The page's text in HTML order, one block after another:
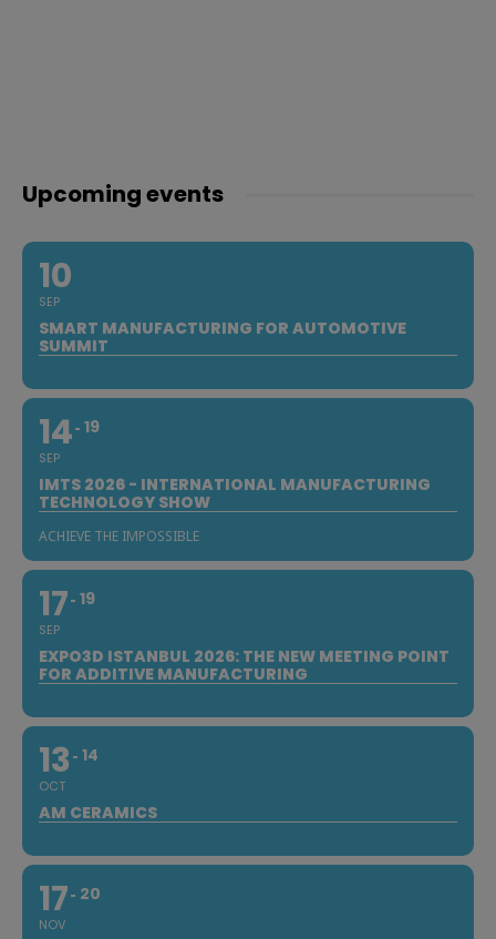
Upcoming events
10
SEP
SMART MANUFACTURING FOR AUTOMOTIVE
SUMMIT
14
SEP
19
IMTS 2026 - INTERNATIONAL MANUFACTURING
TECHNOLOGY SHOW
ACHIEVE THE IMPOSSIBLE
17
SEP
19
EXPO3D ISTANBUL 2026: THE NEW MEETING POINT
FOR ADDITIVE MANUFACTURING
13
OCT
14
AM CERAMICS
17
NOV
20